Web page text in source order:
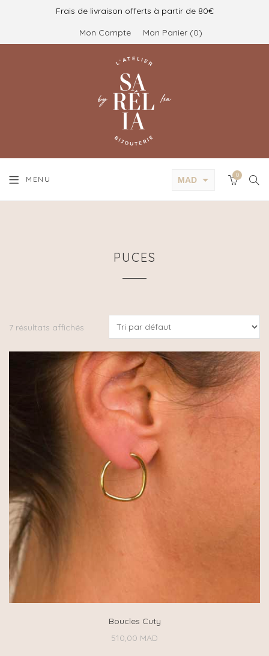
Frais de livraison offerts à partir de 80€
Mon Compte
Mon Panier 0
MENU 0
MAD
EUR
PUCES
7 résultats affichés
Boucles Cuty
510,00 MAD